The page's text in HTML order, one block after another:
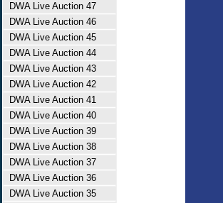
DWA Live Auction 47
DWA Live Auction 46
DWA Live Auction 45
DWA Live Auction 44
DWA Live Auction 43
DWA Live Auction 42
DWA Live Auction 41
DWA Live Auction 40
DWA Live Auction 39
DWA Live Auction 38
DWA Live Auction 37
DWA Live Auction 36
DWA Live Auction 35